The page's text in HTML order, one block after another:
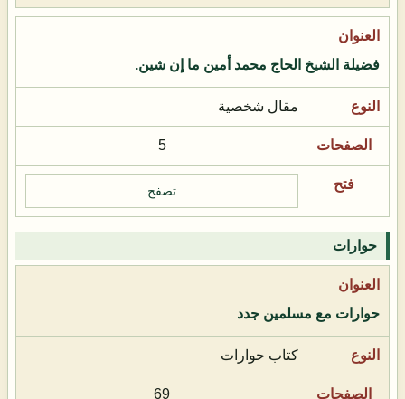
فضيلة الشيخ الحاج محمد أمين ما إن شين.
مقال شخصية
5
تصفح
حوارات
حوارات مع مسلمين جدد
كتاب حوارات
69